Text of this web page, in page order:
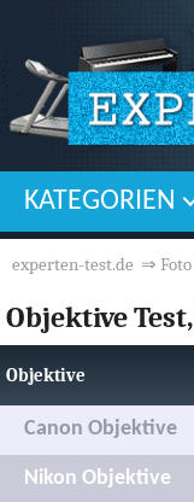
KATEGORIEN
experten-test.de ⇒
Objektive
Objektive
Canon Objektive
Nikon Objektive